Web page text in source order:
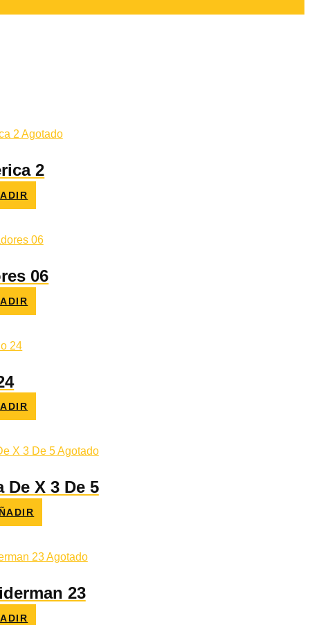
Agotado
2
06
Agotado
De X 3 De 5
€.
Agotado
23